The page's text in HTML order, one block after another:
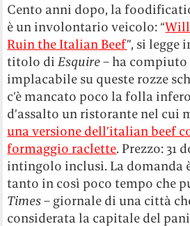
Cento anni dopo, la
è un involontario veicolo: “Will
Ruin the Italian Beef”, si legge
titolo diEsquire– ha compiuto
implacabile su queste rozze
c’è mancato poco la folla
d’assalto un ristorante nel cui
una versione dell’italian beef
formaggio raclette. Prezzo: 31
intingolo inclusi. La domanda
tanto in così poco tempo che
Times– giornale di una città
considerata la capitale del